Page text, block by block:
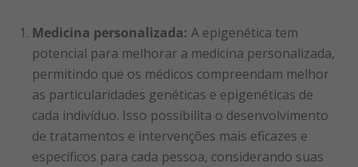
Medicina personalizada: A epigenética tem
potencial para melhorar a medicina personalizada,
permitindo que os médicos compreendam melhor
as particularidades genéticas e epigenéticas de
cada indivíduo. Isso possibilita o desenvolvimento
de tratamentos e intervenções mais eficazes e
específicos para cada pessoa, considerando suas